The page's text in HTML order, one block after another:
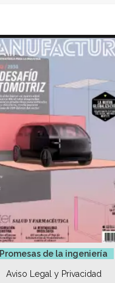
Promesas de la ingeniería
Aviso Legal y Privacidad